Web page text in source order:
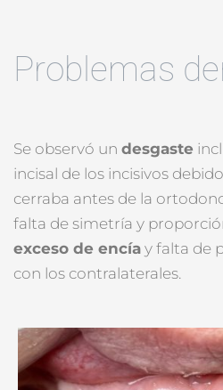
Problemas
Se observó un desgaste
incisal de los incisivos
cerraba antes de la
falta de simetría y
exceso de encía y falta de
con los contralaterales.